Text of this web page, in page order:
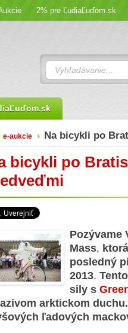
2% pre ĽudiaĽuďom.sk
e-aukcie Na bicykli po
bicykli po
Pozývame
Mass,
posledný
2013.
sily s
arktickom
ľadových